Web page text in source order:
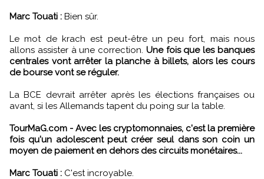
Marc Touati : Bien sûr.
Le mot de krach est peut-être un peu fort, mais nous
allons assister à une correction. Une fois que les banques
centrales vont arrêter la planche à billets, alors les cours
de bourse vont se réguler.
La BCE devrait arrêter après les élections françaises ou
avant, si les Allemands tapent du poing sur la table.
TourMaG.com - Avec les cryptomonnaies, c'est la première
fois qu'un adolescent peut créer seul dans son coin un
moyen de paiement en dehors des circuits monétaires...
Marc Touati : C'est incroyable.